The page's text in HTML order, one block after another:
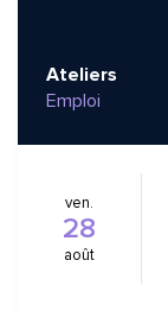
Ateliers
Emploi
ven.
28
août